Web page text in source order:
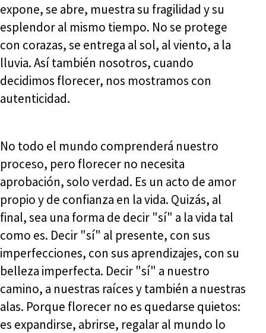
expone, se abre, muestra su fragilidad y su
esplendor al mismo tiempo. No se protege
con corazas, se entrega al sol, al viento, a la
lluvia. Así también nosotros, cuando
decidimos florecer, nos mostramos con
autenticidad.
No todo el mundo comprenderá nuestro
proceso, pero florecer no necesita
aprobación, solo verdad. Es un acto de amor
propio y de confianza en la vida. Quizás, al
final, sea una forma de decir "sí" a la vida tal
como es. Decir "sí" al presente, con sus
imperfecciones, con sus aprendizajes, con su
belleza imperfecta. Decir "sí" a nuestro
camino, a nuestras raíces y también a nuestras
alas. Porque florecer no es quedarse quietos:
es expandirse, abrirse, regalar al mundo lo